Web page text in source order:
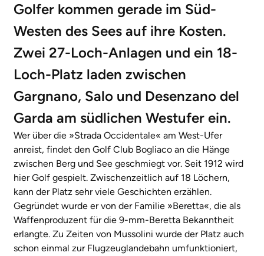
Golfer kommen gerade im Süd-
Westen des Sees auf ihre Kosten.
Zwei 27-Loch-Anlagen und ein 18-
Loch-Platz laden zwischen
Gargnano, Salo und Desenzano del
Garda am südlichen Westufer ein.
Wer über die »Strada Occidentale« am West-Ufer
anreist, findet den Golf Club Bogliaco an die Hänge
zwischen Berg und See geschmiegt vor. Seit 1912 wird
hier Golf gespielt. Zwischenzeitlich auf 18 Löchern,
kann der Platz sehr viele Geschichten erzählen.
Gegründet wurde er von der Familie »Beretta«, die als
Waffenproduzent für die 9-mm-Beretta Bekanntheit
erlangte. Zu Zeiten von Mussolini wurde der Platz auch
schon einmal zur Flugzeuglandebahn umfunktioniert,